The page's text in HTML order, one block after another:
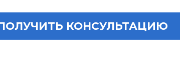
КОНСУЛЬТАЦИЮ